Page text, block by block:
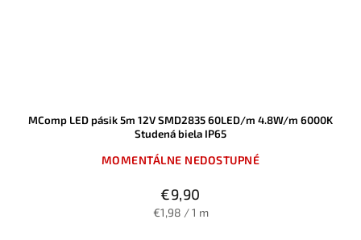
MComp LED pásik 5m 12V SMD2835 60LED/m 4.8W/m 6000K
Studená biela IP65
MOMENTÁLNE NEDOSTUPNÉ
€9,90
€1,98 / 1 m